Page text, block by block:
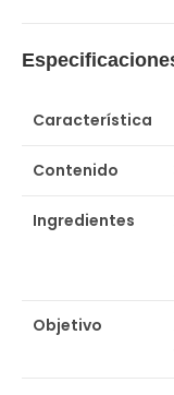
Característica
Contenido
Ingredientes
Objetivo